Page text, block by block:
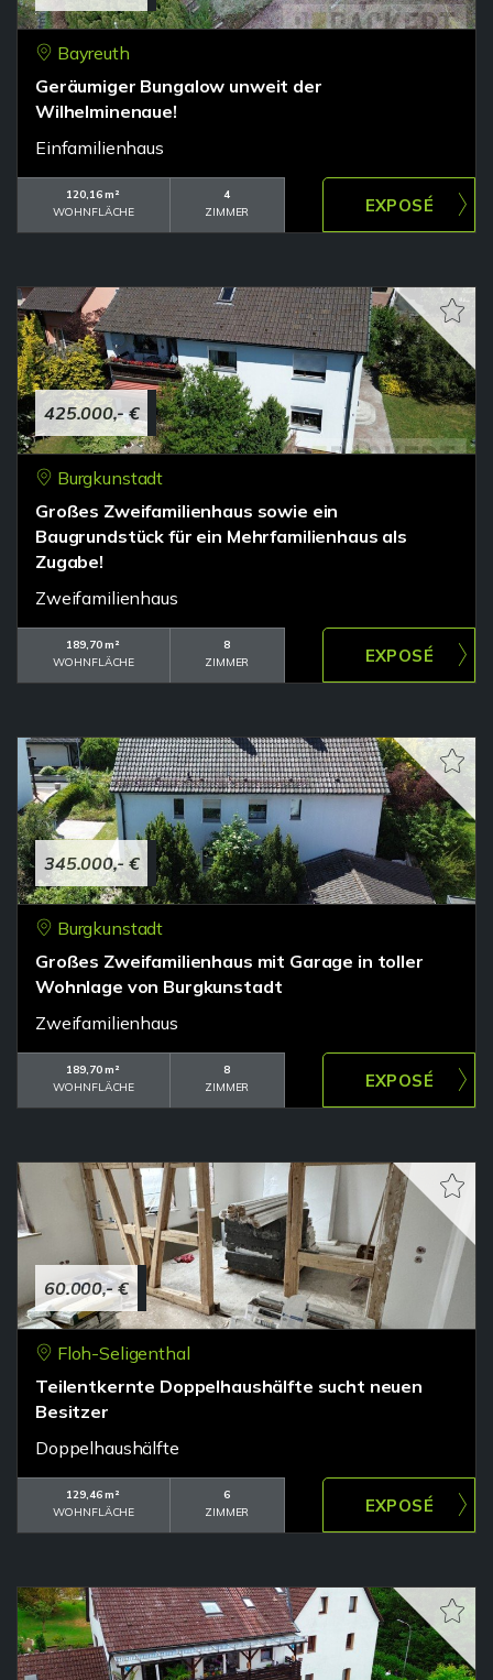
Bayreuth
Geräumiger Bungalow unweit der
Wilhelminenaue!
Einfamilienhaus
120,16 m²
WOHNFLÄCHE
4
ZIMMER
425.000,- €
Burgkunstadt
Großes Zweifamilienhaus sowie ein
Baugrundstück für ein Mehrfamilienhaus als
Zugabe!
Zweifamilienhaus
189,70 m²
WOHNFLÄCHE
8
ZIMMER
345.000,- €
Burgkunstadt
Großes Zweifamilienhaus mit Garage in toller
Wohnlage von Burgkunstadt
Zweifamilienhaus
189,70 m²
WOHNFLÄCHE
8
ZIMMER
60.000,- €
Floh-Seligenthal
Teilentkernte Doppelhaushälfte sucht neuen
Besitzer
Doppelhaushälfte
129,46 m²
WOHNFLÄCHE
6
ZIMMER